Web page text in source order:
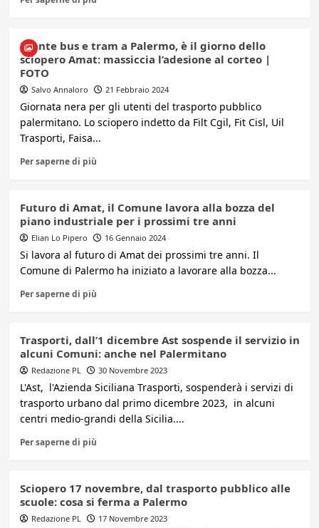
Niente bus e tram a Palermo, è il giorno dello
sciopero Amat: massiccia l’adesione al corteo |
FOTO
Salvo Annaloro 21 Febbraio 2024
Giornata nera per gli utenti del trasporto pubblico
palermitano. Lo sciopero indetto da Filt Cgil, Fit Cisl, Uil
Trasporti, Faisa...
Per saperne di più
Futuro di Amat, il Comune lavora alla bozza del
piano industriale per i prossimi tre anni
Elian Lo Pipero 16 Gennaio 2024
Si lavora al futuro di Amat dei prossimi tre anni. Il
Comune di Palermo ha iniziato a lavorare alla bozza...
Per saperne di più
Trasporti, dall’1 dicembre Ast sospende il servizio in
alcuni Comuni: anche nel Palermitano
Redazione PL 30 Novembre 2023
L'Ast, l'Azienda Siciliana Trasporti, sospenderà i servizi di
trasporto urbano dal primo dicembre 2023, in alcuni
centri medio-grandi della Sicilia....
Per saperne di più
Sciopero 17 novembre, dal trasporto pubblico alle
scuole: cosa si ferma a Palermo
Redazione PL 17 Novembre 2023